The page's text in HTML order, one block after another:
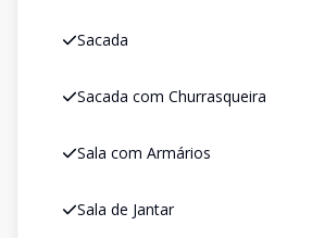
Sacada
Sacada com Churrasqueira
Sala com Armários
Sala de Jantar